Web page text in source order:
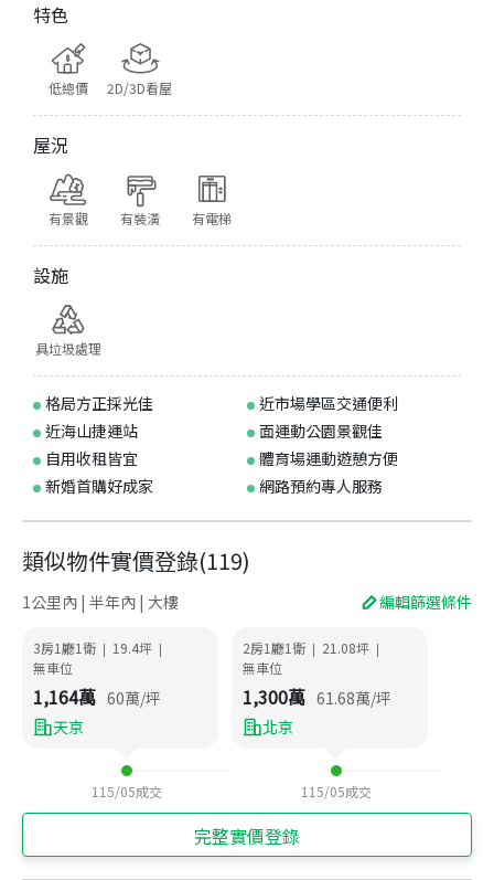
特色
低總價 2D/3D看屋
屋況
有景觀 有裝潢 有電梯
設施
具垃圾處理
格局方正採光佳
近市場學區交通便利
近海山捷運站
面運動公園景觀佳
自用收租皆宜
體育場運動遊憩方便
新婚首購好成家
網路預約專人服務
類似物件實價登錄(119)
1公里內 | 半年內 | 大樓 編輯篩選條件
3房1廳1衛 | 19.4坪 |
無車位
1,164萬 60萬/坪
天京
115/05成交
2房1廳1衛 | 21.08坪 |
無車位
1,300萬 61.68萬/坪
北京
115/05成交
完整實價登錄